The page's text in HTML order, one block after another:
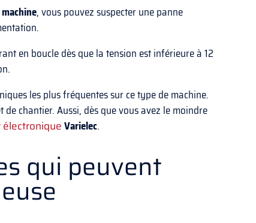
, vous pouvez suspecter une panne
en boucle dès que la tension est inférieure à 12
les plus fréquentes sur ce type de machine.
chantier. Aussi, dès que vous avez le moindre
Varielec.
qui peuvent